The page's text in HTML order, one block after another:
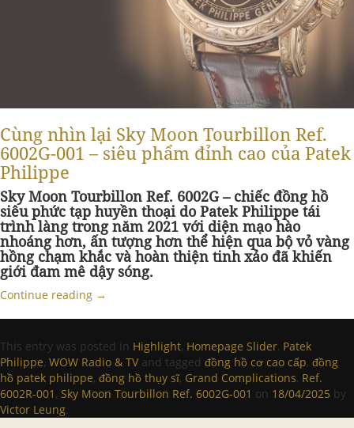
Cùng nhìn lại Sky Moon Tourbillon Ref.
6002G-001 – siêu phẩm đỉnh cao của Patek
Philippe
Sky Moon Tourbillon Ref. 6002G – chiếc đồng hồ
siêu phức tạp huyền thoại do Patek Philippe tái
trình làng trong năm 2021 với diện mạo hào
nhoáng hơn, ấn tượng hơn thể hiện qua bộ vỏ vàng
hồng chạm khắc và hoàn thiện tinh xảo đã khiến
giới đam mê dậy sóng.
Continue reading →
This entry was posted in Highlight, Homepage Slider, Patek
Philippe, WOW Radio & TV and tagged đồng hồ cơ cao cấp, đồng
hồ patek philippe, đồng hồ thụy sĩ, Grand Complications, Ref.
6002R-001 , Sky Moon Tourbillon Ref. 6002G-001 on 18/04/2025 by
Victor Leung.